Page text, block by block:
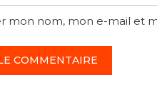
mon nom, mon e-mail et